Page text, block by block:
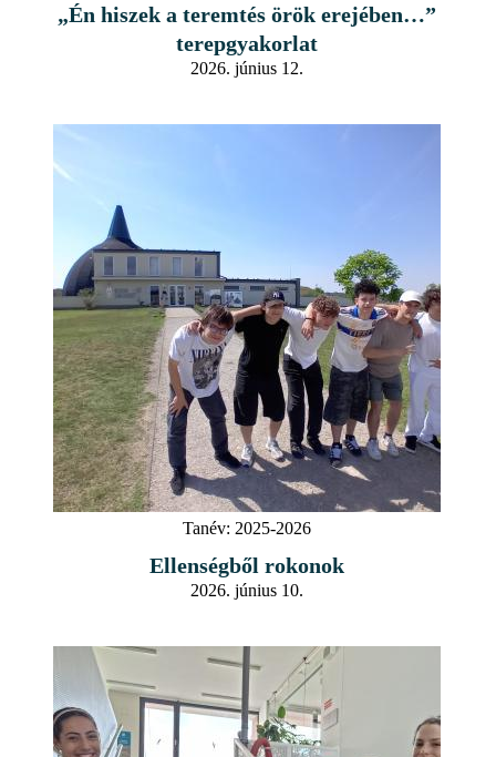
„Én hiszek a teremtés örök erejében…”
terepgyakorlat
2026. június 12.
Tanév: 2025-2026
Ellenségből rokonok
2026. június 10.